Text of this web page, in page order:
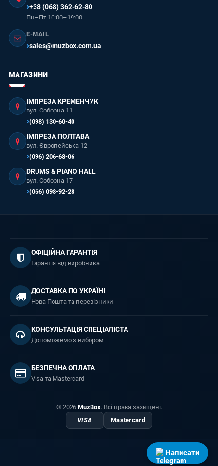
+38 (068) 362-62-80
Пн–Пт 10:00–19:00
E-MAIL
sales@muzbox.com.ua
МАГАЗИНИ
ІМПРЕЗА КРЕМЕНЧУК
вул. Соборна 11
(098) 130-60-40
ІМПРЕЗА ПОЛТАВА
вул. Європейська 12
(096) 206-68-06
DRUMS & PIANO HALL
вул. Соборна 17
(066) 098-92-28
ОФІЦІЙНА ГАРАНТІЯ
Гарантія від виробника
ДОСТАВКА ПО УКРАЇНІ
Нова Пошта та перевізники
КОНСУЛЬТАЦІЯ СПЕЦІАЛІСТА
Допоможемо з вибором
БЕЗПЕЧНА ОПЛАТА
Visa та Mastercard
© 2026 MuzBox. Всі права захищені.
VISA
Mastercard
Написати